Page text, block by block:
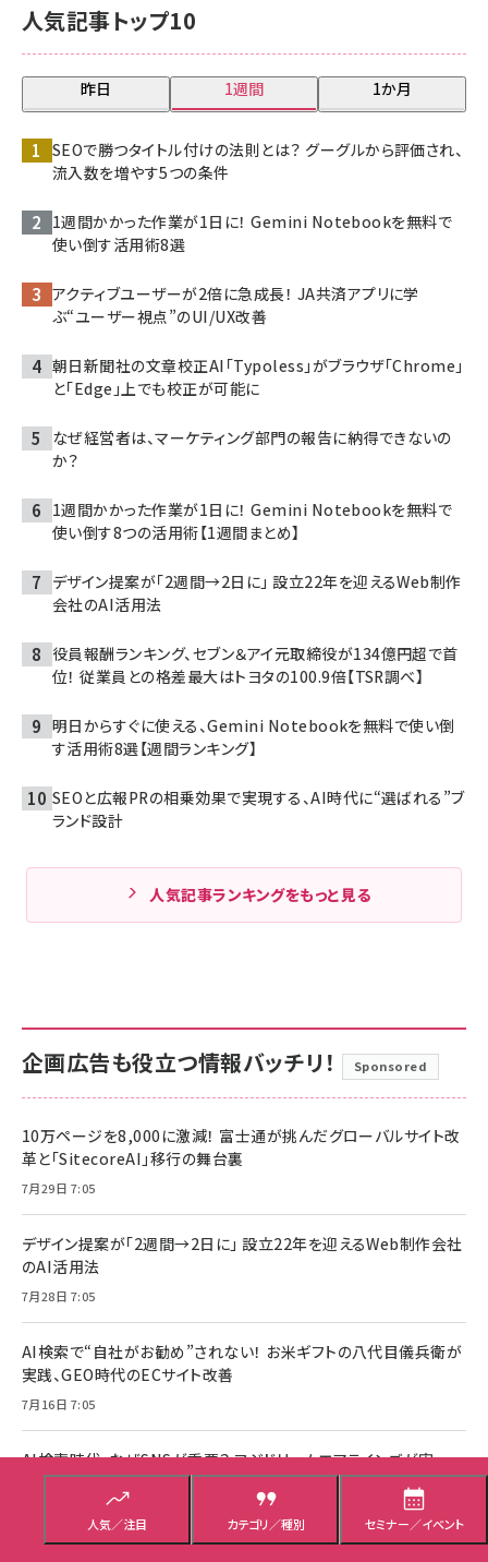
人気／注目 カテゴリ／種別 セミナー／イベント
人気記事トップ10
昨日 1週間 1か月
SEOで勝つタイトル付けの法則とは？ グーグルから評価され、
流入数を増やす5つの条件
1週間かかった作業が1日に！ Gemini Notebookを無料で
使い倒す活用術8選
アクティブユーザーが2倍に急成長！ JA共済アプリに学
ぶ“ユーザー視点”のUI/UX改善
朝日新聞社の文章校正AI「Typoless」がブラウザ「Chrome」
と「Edge」上でも校正が可能に
なぜ経営者は、マーケティング部門の報告に納得できないの
か？
1週間かかった作業が1日に！ Gemini Notebookを無料で
使い倒す8つの活用術【1週間まとめ】
デザイン提案が「2週間→2日に」 設立22年を迎えるWeb制作
会社のAI活用法
役員報酬ランキング、セブン＆アイ元取締役が134億円超で首
位！ 従業員との格差最大はトヨタの100.9倍【TSR調べ】
明日からすぐに使える、Gemini Notebookを無料で使い倒
す活用術8選【週間ランキング】
SEOと広報PRの相乗効果で実現する、AI時代に“選ばれる”ブ
ランド設計
人気記事ランキングをもっと見る
企画広告も役立つ情報バッチリ！ Sponsored
10万ページを8,000に激減！ 富士通が挑んだグローバルサイト改
革と「SitecoreAI」移行の舞台裏
7月29日 7:05
デザイン提案が「2週間→2日に」 設立22年を迎えるWeb制作会社
のAI活用法
7月28日 7:05
AI検索で“自社がお勧め”されない！ お米ギフトの八代目儀兵衛が
実践、GEO時代のECサイト改善
7月16日 7:05
AI検索時代、なぜSNSが重要？ フジドリームエアラインズが実
践“フォロワー6倍・UGC200％増”の舞台裏